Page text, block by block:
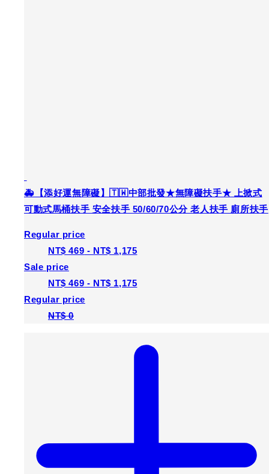
🚑【添好運無障礙】🇹🇼中部批發★無障礙扶手★ 上掀式
Regular price
NT$ 469
Sale price
NT$ 469-
Regular price